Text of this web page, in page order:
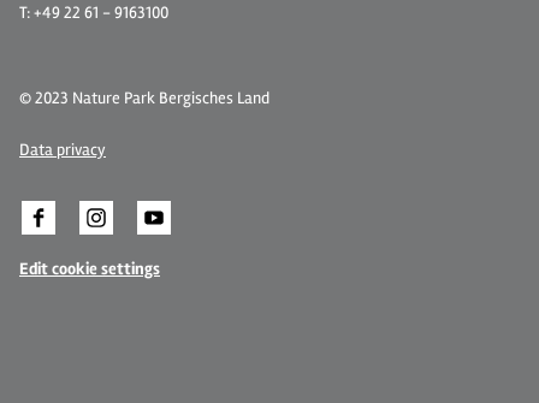
T: +49 22 61 - 9163100
© 2023 Nature Park Bergisches Land
Data privacy
Edit cookie settings